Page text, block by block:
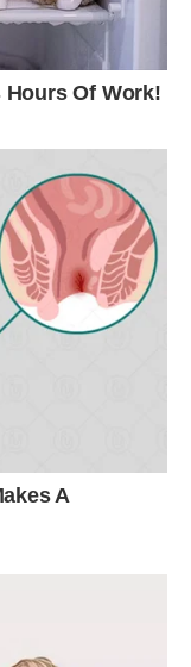
родичів? Хто
– не жарт)?
опора батьків.
разом, не